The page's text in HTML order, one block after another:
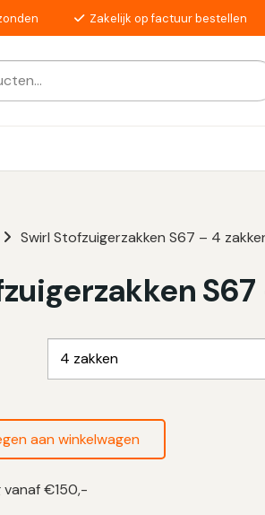
Zakelijk op factuur bestellen
automatisch aanvullen beschikbaar
Swirl Stofzuigerzakken S67 – 4
aan winkelwagen
vanaf €150,-